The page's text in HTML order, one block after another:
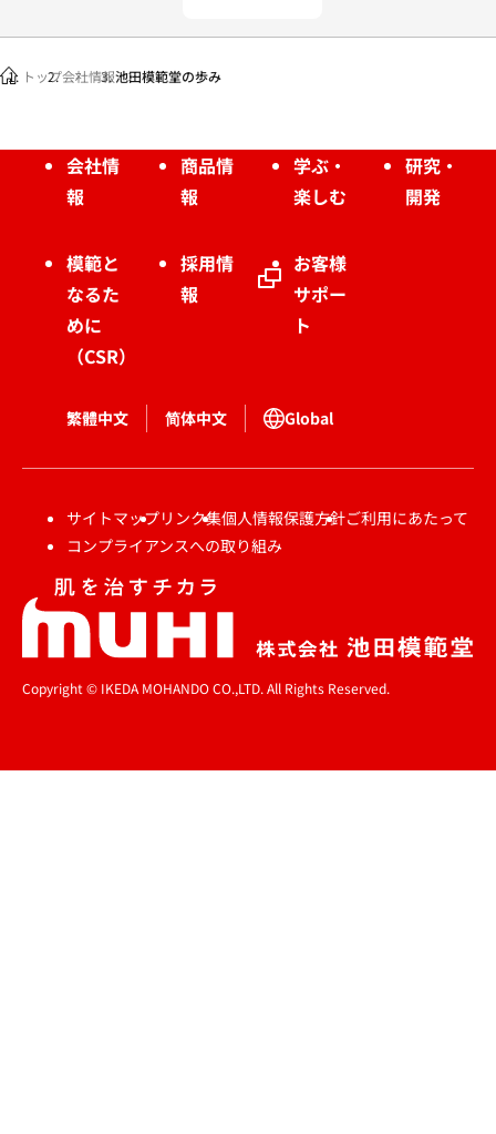
トップ会社情報池田模範堂の歩み
会社情
報
商品情
報
学ぶ・
楽しむ
研究・
開発
模範と
なるた
めに
（CSR）
採用情
報
お客様
サポー
ト
繁體中文 简体中文 Global
サイトマップリンク集個人情報保護方針ご利用にあたって
コンプライアンスへの取り組み
Copyright © IKEDA MOHANDO CO.,LTD. All Rights Reserved.